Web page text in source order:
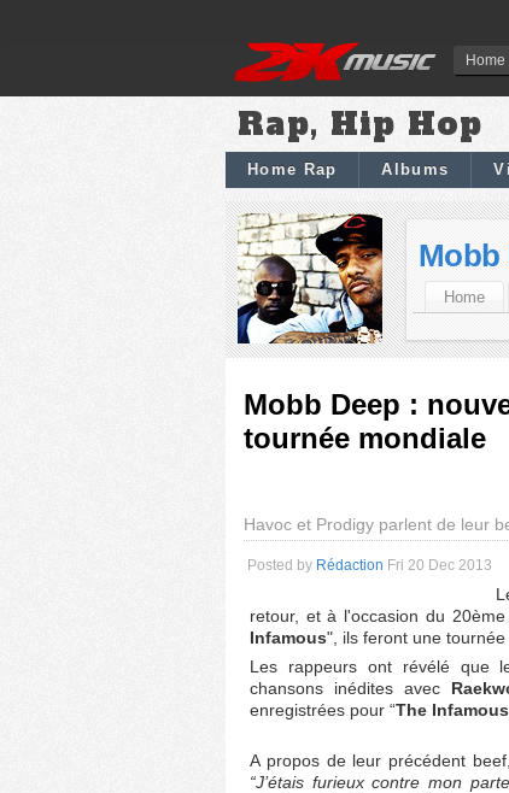
Home
Rap, Hip Hop
Home Rap Albums
Mobb
Home
Mobb Deep :
tournée mondiale
Havoc et Prodigy parlent de leur
Posted by Rédaction Fri 20 Dec 2013
retour, et à l'occasion du
Infamous", ils feront une tournée
Les rappeurs ont révélé que
chansons inédites avec
enregistrées pour “The
A propos de leur précédent beef,
“J’étais furieux contre mon